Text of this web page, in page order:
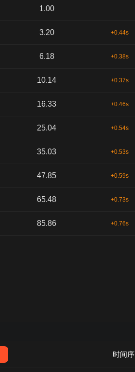
1.00
3.20 +0.44s
6.18 +0.38s
10.14 +0.37s
16.33 +0.46s
25.04 +0.54s
35.03 +0.53s
47.85 +0.59s
65.48 +0.73s
85.86 +0.76s
时间序